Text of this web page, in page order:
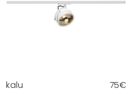
kalu 75€